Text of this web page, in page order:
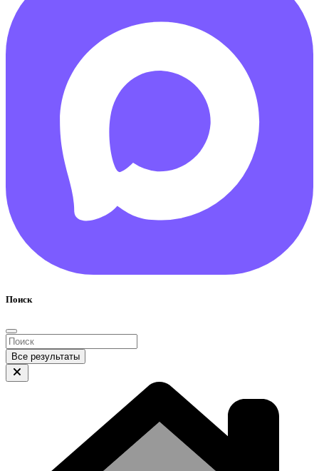
Поиск
Все результаты